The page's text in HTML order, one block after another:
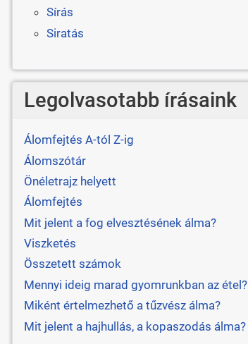
Sírás
Siratás
Legolvasotabb írásaink
Álomfejtés A-tól Z-ig
Álomszótár
Önéletrajz helyett
Álomfejtés
Mit jelent a fog elvesztésének álma?
Viszketés
Összetett számok
Mennyi ideig marad gyomrunkban az étel?
Miként értelmezhető a tűzvész álma?
Mit jelent a hajhullás, a kopaszodás álma?